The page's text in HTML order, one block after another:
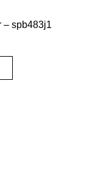
– spb483j1